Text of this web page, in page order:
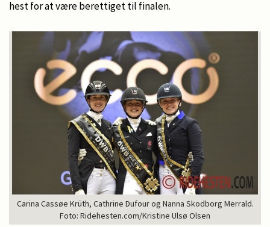
hest for at være berettiget til finalen.
Carina Cassøe Krüth, Cathrine Dufour og Nanna Skodborg Merrald.
Foto: Ridehesten.com/Kristine Ulsø Olsen